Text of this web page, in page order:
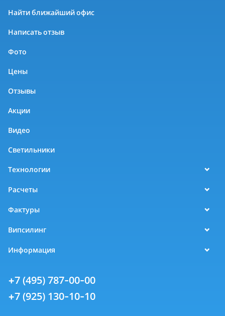
Найти ближайший офис
Написать отзыв
Фото
Цены
Отзывы
Акции
Видео
Светильники
Технологии
Расчеты
Фактуры
Випсилинг
Информация
+7 (495) 787-00-00
+7 (925) 130-10-10